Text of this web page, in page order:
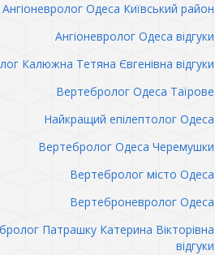
Ангіоневролог Одеса Київський район
Ангіоневролог Одеса відгуки
Калюжна Тетяна Євгенівна відгуки
Вертебролог Одеса Таїрове
Найкращий епілептолог Одеса
Вертебролог Одеса Черемушки
Вертебролог місто Одеса
Вертеброневролог Одеса
Патрашку Катерина Вікторівна
відгуки